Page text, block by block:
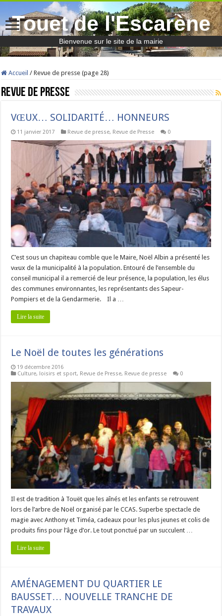
Touet de l'Escarène
Bienvenue sur le site de la mairie
Accueil / Revue de presse (page 28)
Revue de presse
VŒUX… SOLIDARITÉ… HONNEURS
11 janvier 2017 Revue de presse, Revue de Presse 0
C’est sous un chapiteau comble que le Maire, Noël Albin a présenté les
vœux de la municipalité à la population. Entouré de l’ensemble du
conseil municipal il a remercié de leur présence, la population, les élus
des communes environnantes, les représentants des Sapeur-
Pompiers et de la Gendarmerie. Il a …
Lire la suite
Le Noël de toutes les générations
19 décembre 2016
Culture, loisirs et sport, Revue de Presse, Revue de presse 0
Il est de tradition à Touët que les aînés et les enfants se retrouvent
lors de l’arbre de Noël organisé par le CCAS. Superbe spectacle de
magie avec Anthony et Timéa, cadeaux pour les plus jeunes et colis de
produits fins pour l’âge d’or. Le tout ponctué par un succulent …
Lire la suite
AMÉNAGEMENT DU QUARTIER LE
BAUSSET… NOUVELLE TRANCHE DE
TRAVAUX